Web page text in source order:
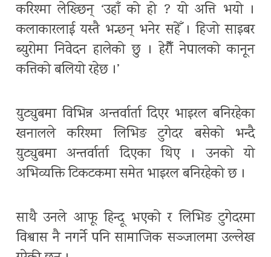
करिश्मा लेख्छिन् ‘उहाँ को हो ? यो अत्ति भयो ।
कलाकारलाई यस्तै भन्छन् भनेर सहेँ । हिजो साइबर
ब्युरोमा निवेदन हालेको छु । हेरौँ नेपालको कानून
कत्तिको बलियो रहेछ ।’
युट्युबमा विभिन्न अन्तर्वार्ता दिएर भाइरल बनिरहेका
खनालले करिश्मा लिभिङ टुगेदर बसेको भन्दै
युट्युबमा अन्तर्वार्ता दिएका थिए । उनको यो
अभिव्यक्ति टिकटकमा समेत भाइरल बनिरहेको छ ।
साथै उनले आफू हिन्दू भएको र लिभिङ टुगेदरमा
विश्वास नै नगर्ने पनि सामाजिक सञ्जालमा उल्लेख